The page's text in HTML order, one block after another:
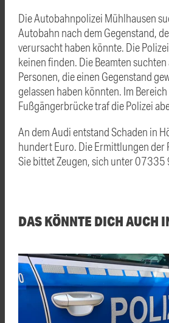
Die Autobahnpolizei Mühlhausen
Autobahn nach dem Gegenstand,
verursacht haben könnte. Die
keinen finden. Die Beamten
Personen, die einen Gegenstand
gelassen haben könnten. Im
Fußgängerbrücke traf die Polizei
An dem Audi entstand Schaden in
hundert Euro. Die Ermittlungen der
Sie bittet Zeugen, sich unter
DAS KÖNNTE DICH AUCH